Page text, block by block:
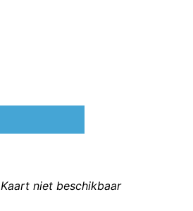
Kaart niet beschikbaar